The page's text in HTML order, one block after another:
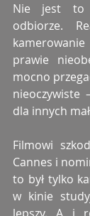
Nie jest to
odbiorze.
prawie
mocno
nieoczywiste
dla innych
Filmowi
Cannes i
to był tylko
w kinie